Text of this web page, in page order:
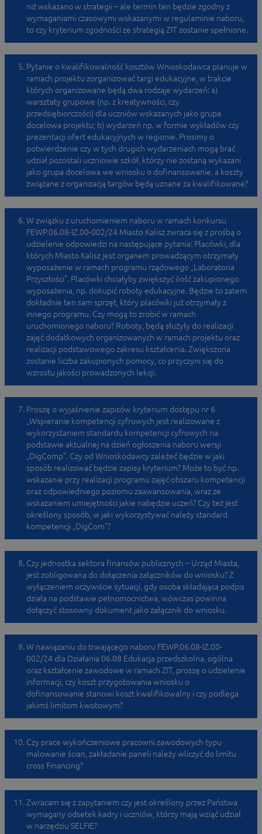
niż wskazano w strategii – ale termin ten będzie zgodny z
wymaganiami czasowymi wskazanymi w regulaminie naboru,
to czy kryterium zgodności ze strategią ZIT zostanie spełnione.
Pytanie o kwalifikowalność kosztów Wnioskodawca planuje w
ramach projektu zorganizować targi edukacyjne, w trakcie
których organizowane będą dwa rodzaje wydarzeń: a)
warsztaty grupowe (np. z kreatywności, czy
przedsiębiorczości) dla uczniów wskazanych jako grupa
docelowa projektu; b) wydarzeń np. w formie wykładów czy
prezentacji ofert edukacyjnych w regionie. Prosimy o
potwierdzenie czy w tych drugich wydarzeniach mogą brać
udział pozostali uczniowie szkół, którzy nie zostaną wykazani
jako grupa docelowa we wniosku o dofinansowanie, a koszty
związane z organizacją targów będą uznane za kwalifikowane?
W związku z uruchomieniem naboru w ramach konkursu
FEWP.06.08-IZ.00-002/24 Miasto Kalisz zwraca się z prośbą o
udzielenie odpowiedzi na następujące pytania: Placówki, dla
których Miasto Kalisz jest organem prowadzącym otrzymały
wyposażenie w ramach programu rządowego „Laboratoria
Przyszłości”. Placówki chciałyby zwiększyć ilość zakupionego
wyposażenia, np. dokupić roboty edukacyjne. Będzie to zatem
dokładnie ten sam sprzęt, który placówki już otrzymały z
innego programu. Czy mogą to zrobić w ramach
uruchomionego naboru? Roboty, będą służyły do realizacji
zajęć dodatkowych organizowanych w ramach projektu oraz
realizacji podstawowego zakresu kształcenia. Zwiększona
zostanie liczba zakupionych pomocy, co przyczyni się do
wzrostu jakości prowadzonych lekcji.
Proszę o wyjaśnienie zapisów kryterium dostępu nr 6
„Wspieranie kompetencji cyfrowych jest realizowane z
wykorzystaniem standardu kompetencji cyfrowych na
podstawie aktualnej na dzień ogłoszenia naboru wersji
„DigComp”. Czy od Wnioskodawcy zależeć będzie w jaki
sposób realizować będzie zapisy kryterium? Może to być np.
wskazanie przy realizacji programu zajęć obszaru kompetencji
oraz odpowiedniego poziomu zaawansowania, wraz ze
wskazaniem umiejętności jakie nabędzie uczeń? Czy też jest
określony sposób, w jaki wykorzystywać należy standard
kompetencji „DigCom”?
Czy jednostka sektora finansów publicznych – Urząd Miasta,
jest zobligowana do dołączenia załączników do wniosku? Z
wyłączeniem oczywiście sytuacji, gdy osoba składająca podpis
działa na podstawie pełnomocnictwa, wówczas powinna
dołączyć stosowny dokument jako załącznik do wniosku.
W nawiązaniu do trwającego naboru FEWP.06.08-IZ.00-
002/24 dla Działania 06.08 Edukacja przedszkolna, ogólna
oraz kształcenie zawodowe w ramach ZIT, proszę o udzielenie
informacji, czy koszt przygotowania wniosku o
dofinansowanie stanowi koszt kwalifikowalny i czy podlega
jakimś limitom kwotowym?
Czy prace wykończeniowe pracowni zawodowych typu
malowanie ścian, zakładanie paneli należy wliczyć do limitu
cross Financing?
Zwracam się z zapytaniem czy jest określony przez Państwa
wymagany odsetek kadry i uczniów, którzy mają wziąć udział
w narzędziu SELFIE?